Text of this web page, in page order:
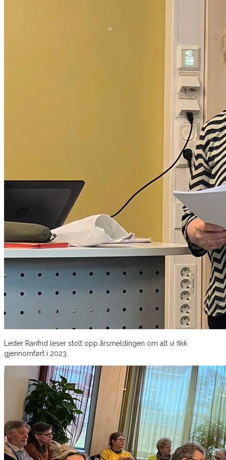
Leder Ranfrid leser stolt opp årsmeldingen om alt vi fikk
gjennomført i 2023.